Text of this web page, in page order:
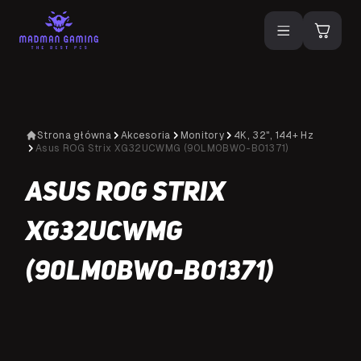
Strona główna Akcesoria Monitory
4K, 32", 144+ Hz
Asus ROG Strix XG32UCWMG (90LM0BW0-B01371)
Asus ROG Strix
XG32UCWMG
(90LM0BW0-B01371)